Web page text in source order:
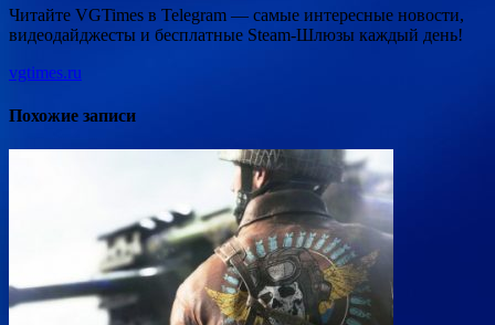
Читайте VGTimes в Telegram — самые интересные новости,
видеодайджесты и бесплатные Steam-Шлюзы каждый день!
vgtimes.ru
Похожие записи